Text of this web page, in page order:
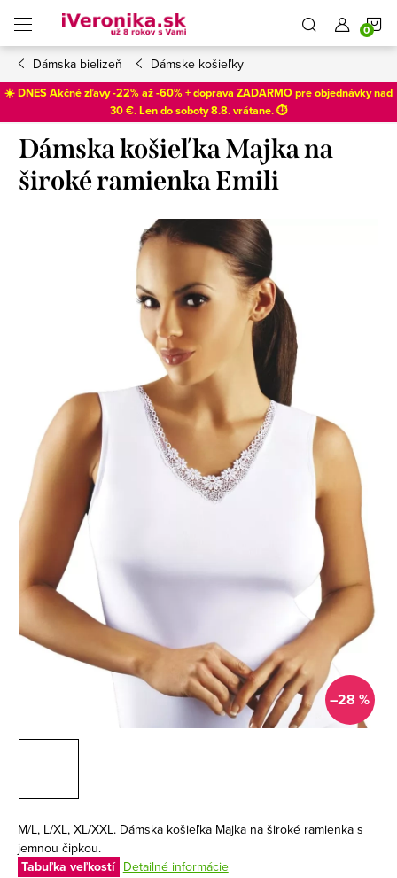
obsah
Dámska bielizeň Dámske košieľky
☀️ DNES Akčné zľavy -22% až -60% + doprava ZADARMO pre objednávky nad
30 €. Len dosoboty 8.8. vrátane. ⏱️
Dámska košieľka Majka na
široké ramienka Emili
–28 %
M/L, L/XL, XL/XXL. Dámska košieľka Majka na široké ramienka s
jemnou čipkou.
Tabuľka veľkostí Detailné informácie